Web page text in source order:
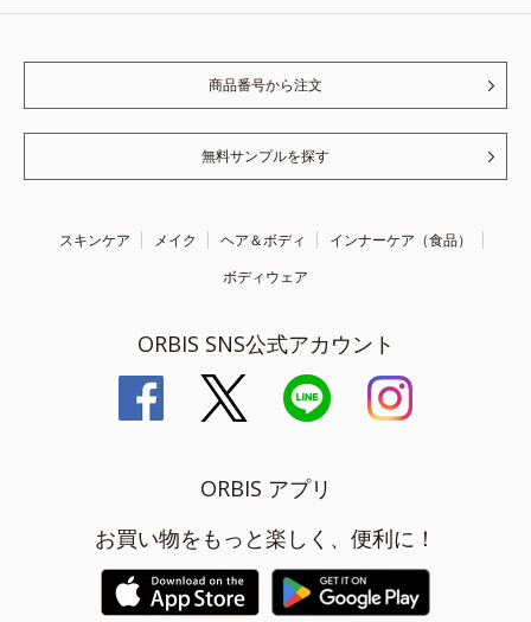
商品番号から注文
無料サンプルを探す
スキンケア メイク ヘア＆ボディ
インナーケア（食品）
ボディウェア
ORBIS SNS公式アカウント
ORBIS アプリ
お買い物をもっと楽しく、便利に！